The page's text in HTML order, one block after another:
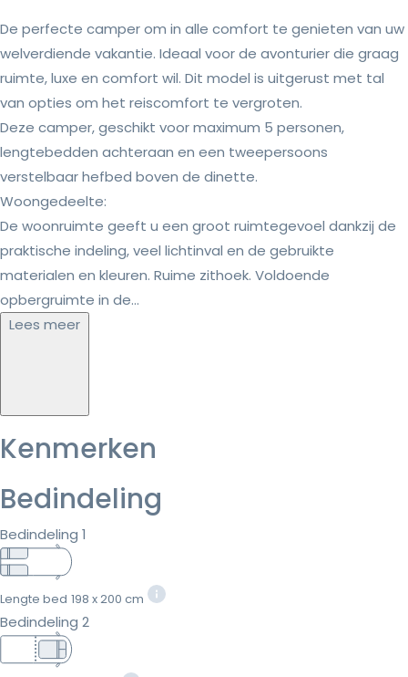
De perfecte camper om in alle comfort te genieten van uw
welverdiende vakantie. Ideaal voor de avonturier die graag
ruimte, luxe en comfort wil. Dit model is uitgerust met tal
van opties om het reiscomfort te vergroten.
Deze camper, geschikt voor maximum 5 personen,
lengtebedden achteraan en een tweepersoons
verstelbaar hefbed boven de dinette.
Woongedeelte:
De woonruimte geeft u een groot ruimtegevoel dankzij de
praktische indeling, veel lichtinval en de gebruikte
materialen en kleuren. Ruime zithoek. Voldoende
opbergruimte in de...
Lees meer
Kenmerken
Bedindeling
Bedindeling 1
Lengte bed 198 x 200 cm
Bedindeling 2